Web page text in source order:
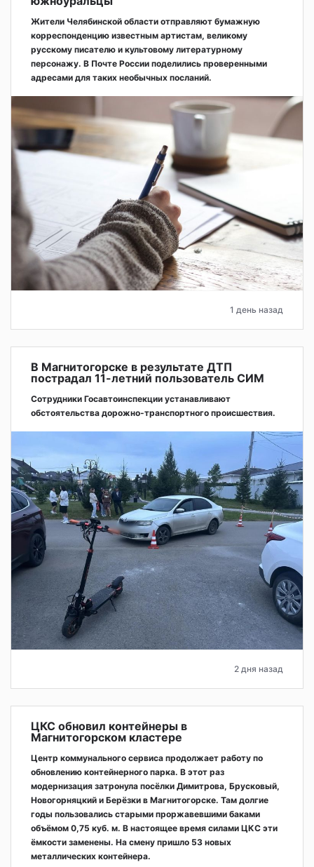
Жители Челябинской области отправляют бумажную
корреспонденцию известным артистам, великому
русскому писателю и культовому литературному
персонажу. В Почте России поделились проверенными
адресами для таких необычных посланий.
1 день назад
В Магнитогорске в результате ДТП
пострадал 11-летний пользователь СИМ
Сотрудники Госавтоинспекции устанавливают
обстоятельства дорожно-транспортного происшествия.
2 дня назад
ЦКС обновил контейнеры в
Магнитогорском кластере
Центр коммунального сервиса продолжает работу по
обновлению контейнерного парка. В этот раз
модернизация затронула посёлки Димитрова, Брусковый,
Новогорняцкий и Берёзки в Магнитогорске. Там долгие
годы пользовались старыми проржавевшими баками
объёмом 0,75 куб. м. В настоящее время силами ЦКС эти
ёмкости заменены. На смену пришло 53 новых
металлических контейнера.